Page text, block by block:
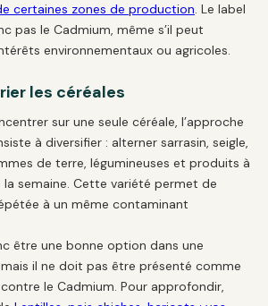
certaines zones de production. Le label
pas le Cadmium, même s’il peut
environnementaux ou agricoles.
les céréales
sur une seule céréale, l’approche
à diversifier : alterner sarrasin, seigle,
de terre, légumineuses et produits à
semaine. Cette variété permet de
à un même contaminant
être une bonne option dans une
il ne doit pas être présenté comme
le Cadmium. Pour approfondir,